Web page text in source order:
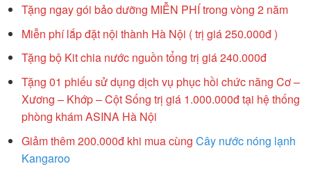
Tặng ngay gói bảo dưỡng MIỄN PHÍ trong vòng 2 năm
Miễn phí lắp đặt nội thành Hà Nội ( trị giá 250.000đ )
Tặng bộ Kit chia nước nguồn tổng trị giá 240.000đ
Tặng 01 phiếu sử dụng dịch vụ phục hồi chức năng Cơ –
Xương – Khớp – Cột Sống trị giá 1.000.000đ tại hệ thống
phòng khám ASINA Hà Nội
Giảm thêm 200.000đ khi mua cùng Cây nước nóng lạnh
Kangaroo